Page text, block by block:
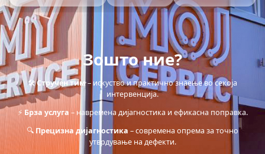
Зошто ние?
🛠️Стручен тим– искуство и практично знаење во секоја
интервенција.
⚡ Брза услуга – навремена дијагностика и ефикасна поправка.
🔍Прецизна дијагностика – современа опрема за точно
утврдување на дефекти.